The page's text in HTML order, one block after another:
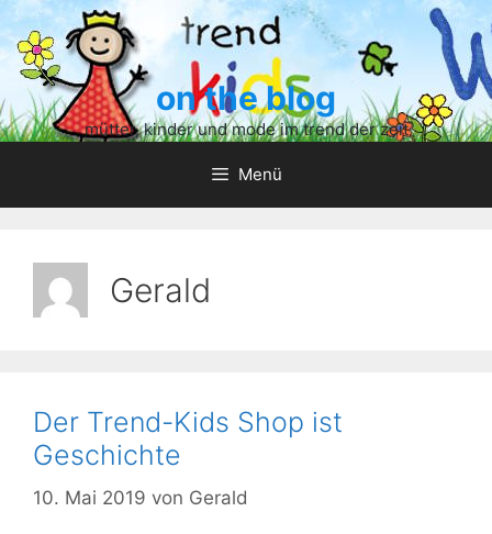
Zum
Inhalt
springen
on the blog
mütter, kinder und mode im trend der zeit
Menü
Gerald
Der Trend-Kids Shop ist
Geschichte
10. Mai 2019 von Gerald